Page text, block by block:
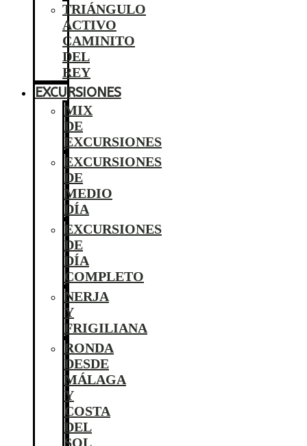
TRIÁNGULO
ACTIVO
CAMINITO
DEL
REY
EXCURSIONES
MIX
DE
EXCURSIONES
EXCURSIONES
DE
MEDIO
DÍA
EXCURSIONES
DE
DÍA
COMPLETO
NERJA
Y
FRIGILIANA
RONDA
DESDE
MÁLAGA
Y
COSTA
DEL
SOL